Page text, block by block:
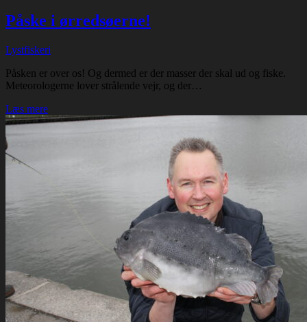
Påske i ørredsøerne!
Lystfiskeri
Påsken er over os! Og dermed er der masser der skal ud og fiske.
Meteorologerne lover strålende vejr, og der…
Læs mere